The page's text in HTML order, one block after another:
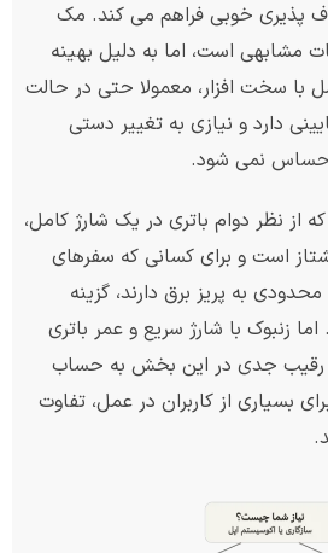
پذیری خوبی فراهم می کند. مک
مشابهی است، اما به دلیل بهینه
سخت افزار، معمولا حتی در حالت
دارد و نیازی به تغییر دستی
احساس نمی شود.
از نظر دوام باتری در یک شارژ کامل،
است و برای کسانی که سفرهای
به پریز برق دارند، گزینه
زنبوک با شارژ سریع و عمر باتری
رقیب جدی در این بخش به حساب
بسیاری از کاربران در عمل، تفاوت